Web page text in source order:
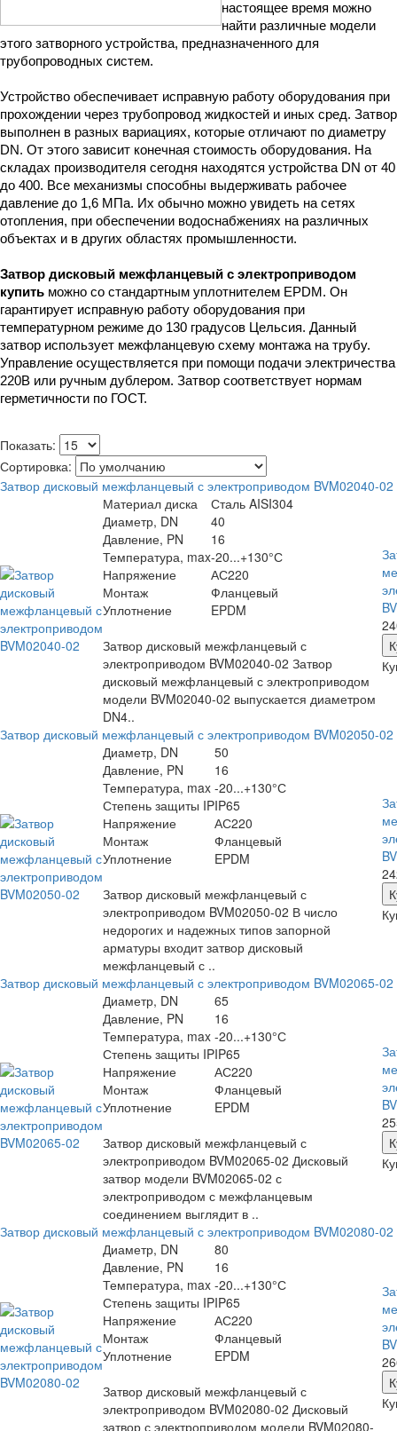
настоящее время можно
найти различные модели
этого затворного устройства, предназначенного для
трубопроводных систем.
Устройство обеспечивает исправную работу оборудования при
прохождении через трубопровод жидкостей и иных сред. Затвор
выполнен в разных вариациях, которые отличают по диаметру
DN. От этого зависит конечная стоимость оборудования. На
складах производителя сегодня находятся устройства DN от 40
до 400. Все механизмы способны выдерживать рабочее
давление до 1,6 МПа. Их обычно можно увидеть на сетях
отопления, при обеспечении водоснабжениях на различных
объектах и в других областях промышленности.
Затвор дисковый межфланцевый с электроприводом
купить можно со стандартным уплотнителем EPDM. Он
гарантирует исправную работу оборудования при
температурном режиме до 130 градусов Цельсия. Данный
затвор использует межфланцевую схему монтажа на трубу.
Управление осуществляется при помощи подачи электричества
220В или ручным дублером. Затвор соответствует нормам
герметичности по ГОСТ.
Показать:
Сортировка:
Затвор дисковый межфланцевый с электроприводом BVM02040-02
Материал диска
Сталь AISI304
Диаметр, DN
40
Давление, PN
16
Температура, max-20...+130°С
Напряжение
АС220
Монтаж
Фланцевый
Уплотнение
EPDM
Затвор дисковый межфланцевый с
электроприводом BVM02040-02 Затвор
дисковый межфланцевый с электроприводом
модели BVM02040-02 выпускается диаметром
DN4..
Затвор дисковый межфланцевый с электроприводом BVM02050-02
Диаметр, DN
50
Давление, PN
16
Температура, max -20...+130°С
Степень защиты IPIP65
Напряжение
АС220
Монтаж
Фланцевый
Уплотнение
EPDM
Затвор дисковый межфланцевый с
электроприводом BVM02050-02 В число
недорогих и надежных типов запорной
арматуры входит затвор дисковый
межфланцевый с ..
Затвор дисковый межфланцевый с электроприводом BVM02065-02
Диаметр, DN
65
Давление, PN
16
Температура, max -20...+130°С
Степень защиты IPIP65
Напряжение
АС220
Монтаж
Фланцевый
Уплотнение
EPDM
Затвор дисковый межфланцевый с
электроприводом BVM02065-02 Дисковый
затвор модели BVM02065-02 с
электроприводом с межфланцевым
соединением выглядит в ..
Затвор дисковый межфланцевый с электроприводом BVM02080-02
Диаметр, DN
80
Давление, PN
16
Температура, max -20...+130°С
Степень защиты IPIP65
Напряжение
АС220
Монтаж
Фланцевый
Уплотнение
EPDM
Затвор дисковый межфланцевый с
электроприводом BVM02080-02 Дисковый
затвор с электроприводом модели BVM02080-